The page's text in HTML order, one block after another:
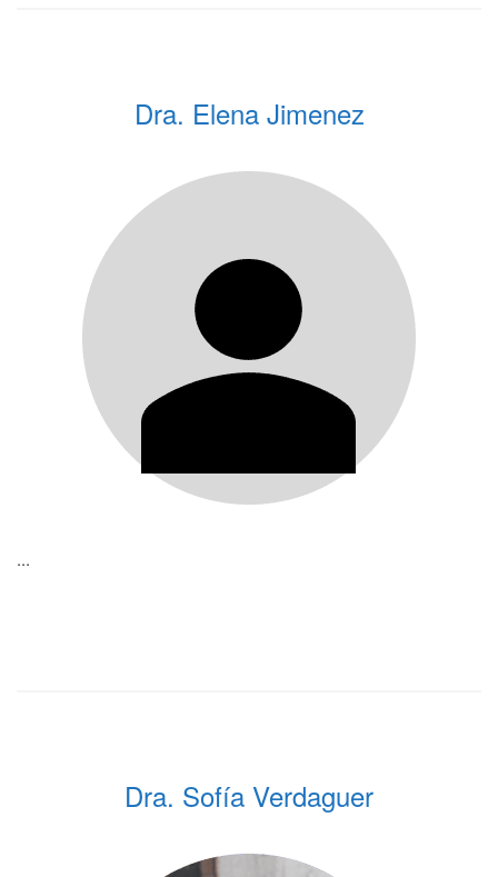
Dra. Elena Jimenez
...
Dra. Sofía Verdaguer